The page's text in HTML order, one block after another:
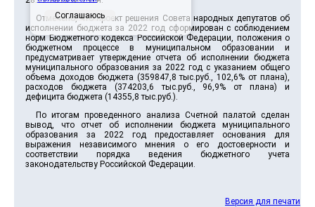
Отмечено, что проект решения Совета народных депутатов об
исполнении бюджета за 2022 год сформирован с соблюдением
норм Бюджетного кодекса Российской Федерации, положения о
бюджетном процессе в муниципальном образовании и
предусматривает утверждение отчета об исполнении бюджета
муниципального образования за 2022 год с указанием общего
объема доходов бюджета (359847,8 тыс.руб., 102,6% от плана),
расходов бюджета (374203,6 тыс.руб., 96,9% от плана) и
дефицита бюджета (14355,8 тыс.руб.).
По итогам проведенного анализа Счетной палатой сделан
вывод, что отчет об исполнении бюджета муниципального
образования за 2022 год предоставляет основания для
выражения независимого мнения о его достоверности и
соответствии порядка ведения бюджетного учета
законодательству Российской Федерации.
Версия для печати
Соглашаюсь